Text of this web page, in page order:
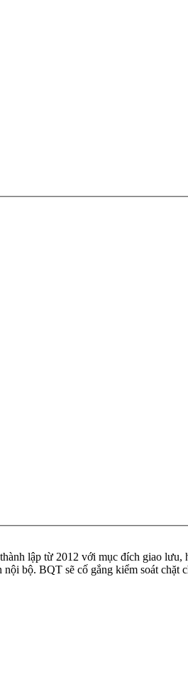
lập từ 2012 với mục đích giao lưu,
bộ. BQT sẽ cố gắng kiểm soát chặt